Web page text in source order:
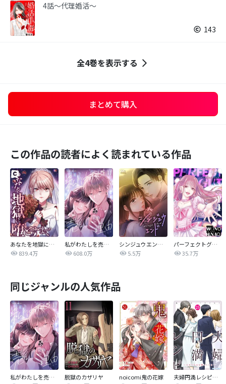
4話～代理婚活～
143
全4巻を表示する
まとめて購入
この作品の読者によく読まれている作品
あなたを地獄に堕とすまで
839.4万
私がわたしを売る理由
608.0万
シンジュウエンド【タテヨミ】
5.5万
パーフェクトグリッター
35.7万
同じジャンルの人気作品
私がわたしを売る理由
脱獄のカザリヤ
noicomi鬼の花嫁
夫婦円満レシピ～それでも夫を愛している～